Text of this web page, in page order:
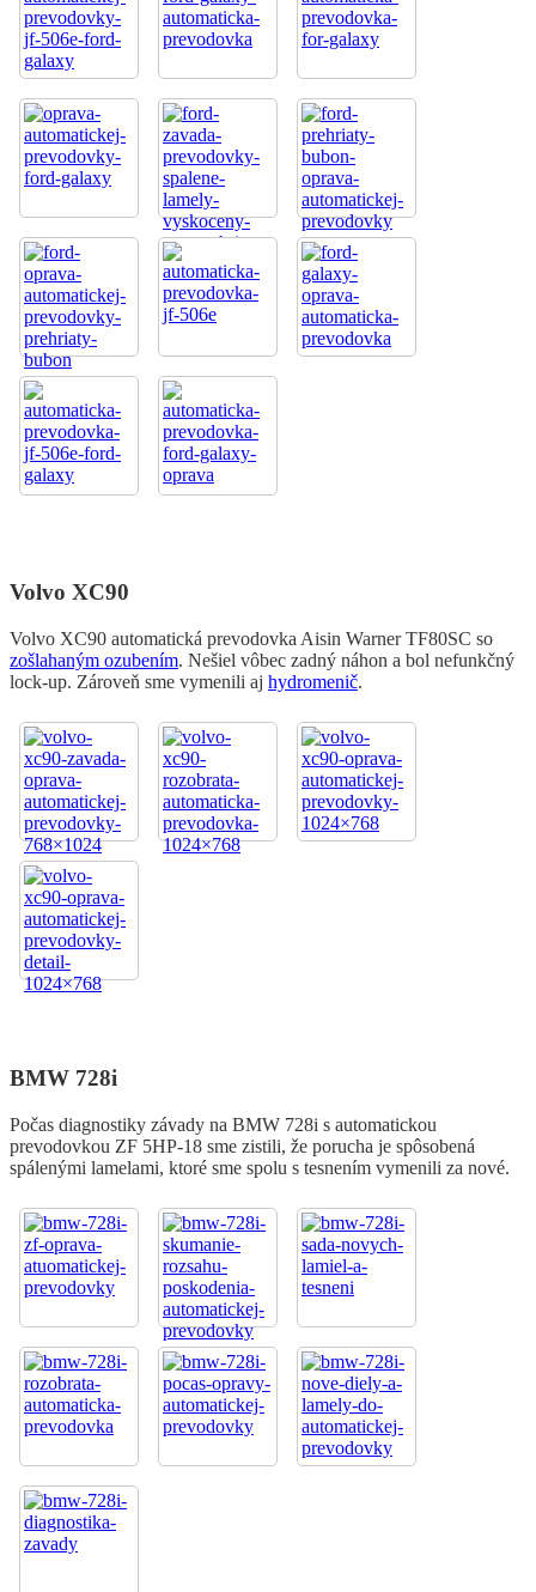
Volvo XC90
Volvo XC90 automatická prevodovka Aisin Warner TF80SC so
zošlahaným ozubením. Nešiel vôbec zadný náhon a bol nefunkčný
lock-up. Zároveň sme vymenili aj hydromenič.
BMW 728i
Počas diagnostiky závady na BMW 728i s automatickou
prevodovkou ZF 5HP-18 sme zistili, že porucha je spôsobená
spálenými lamelami, ktoré sme spolu s tesnením vymenili za nové.